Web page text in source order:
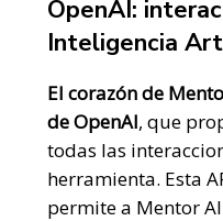
OpenAI:
Inteligencia
El corazón de
de OpenAI, que
todas las
herramienta. Esta
permite a Mentor